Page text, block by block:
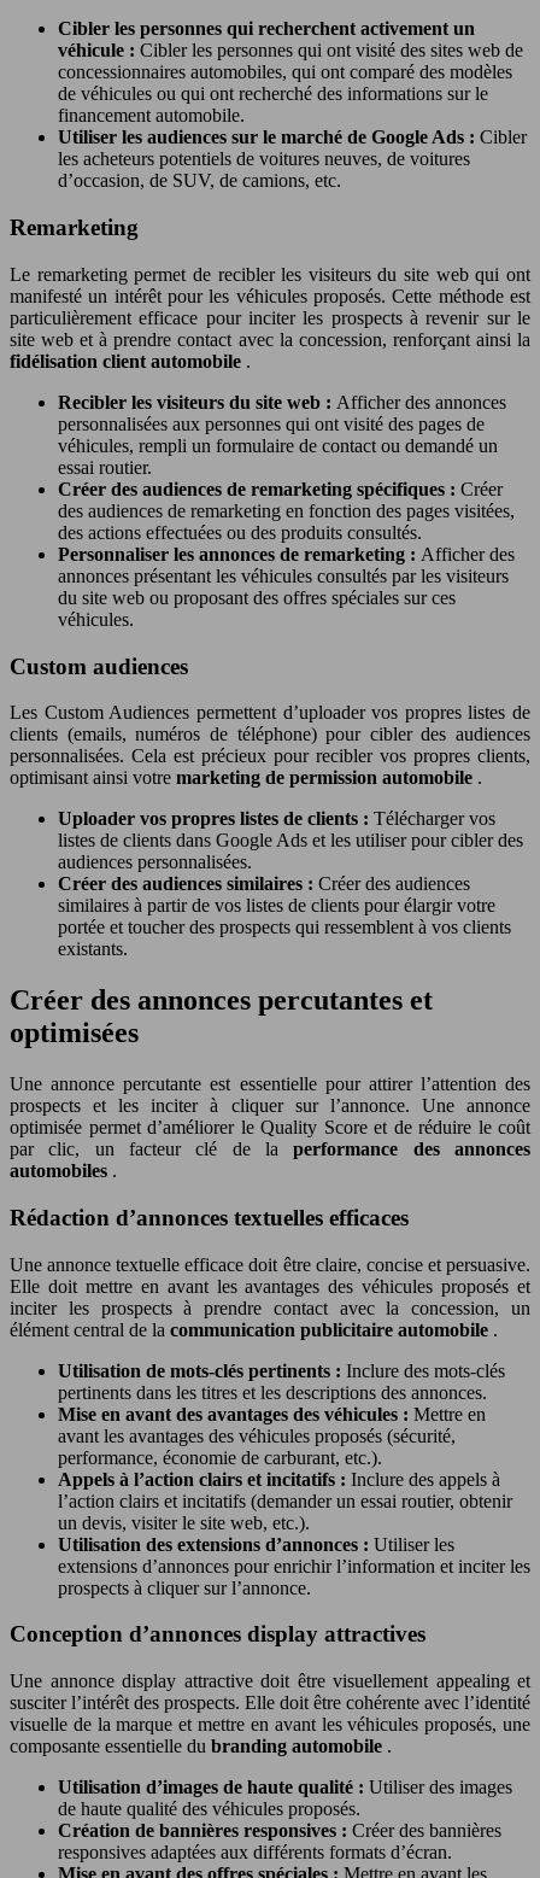
Cibler les personnes qui recherchent activement un
véhicule : Cibler les personnes qui ont visité des sites web de
concessionnaires automobiles, qui ont comparé des modèles
de véhicules ou qui ont recherché des informations sur le
financement automobile.
Utiliser les audiences sur le marché de Google Ads : Cibler
les acheteurs potentiels de voitures neuves, de voitures
d’occasion, de SUV, de camions, etc.
Remarketing
Le remarketing permet de recibler les visiteurs du site web qui ont
manifesté un intérêt pour les véhicules proposés. Cette méthode est
particulièrement efficace pour inciter les prospects à revenir sur le
site web et à prendre contact avec la concession, renforçant ainsi la
fidélisation client automobile .
Recibler les visiteurs du site web : Afficher des annonces
personnalisées aux personnes qui ont visité des pages de
véhicules, rempli un formulaire de contact ou demandé un
essai routier.
Créer des audiences de remarketing spécifiques : Créer
des audiences de remarketing en fonction des pages visitées,
des actions effectuées ou des produits consultés.
Personnaliser les annonces de remarketing : Afficher des
annonces présentant les véhicules consultés par les visiteurs
du site web ou proposant des offres spéciales sur ces
véhicules.
Custom audiences
Les Custom Audiences permettent d’uploader vos propres listes de
clients (emails, numéros de téléphone) pour cibler des audiences
personnalisées. Cela est précieux pour recibler vos propres clients,
optimisant ainsi votre marketing de permission automobile .
Uploader vos propres listes de clients : Télécharger vos
listes de clients dans Google Ads et les utiliser pour cibler des
audiences personnalisées.
Créer des audiences similaires : Créer des audiences
similaires à partir de vos listes de clients pour élargir votre
portée et toucher des prospects qui ressemblent à vos clients
existants.
Créer des annonces percutantes et
optimisées
Une annonce percutante est essentielle pour attirer l’attention des
prospects et les inciter à cliquer sur l’annonce. Une annonce
optimisée permet d’améliorer le Quality Score et de réduire le coût
par clic, un facteur clé de laperformance des annonces
automobiles .
Rédaction d’annonces textuelles efficaces
Une annonce textuelle efficace doit être claire, concise et persuasive.
Elle doit mettre en avant les avantages des véhicules proposés et
inciter les prospects à prendre contact avec la concession, un
élément central de la communication publicitaire automobile .
Utilisation de mots-clés pertinents : Inclure des mots-clés
pertinents dans les titres et les descriptions des annonces.
Mise en avant des avantages des véhicules : Mettre en
avant les avantages des véhicules proposés (sécurité,
performance, économie de carburant, etc.).
Appels à l’action clairs et incitatifs : Inclure des appels à
l’action clairs et incitatifs (demander un essai routier, obtenir
un devis, visiter le site web, etc.).
Utilisation des extensions d’annonces : Utiliser les
extensions d’annonces pour enrichir l’information et inciter les
prospects à cliquer sur l’annonce.
Conception d’annonces display attractives
Une annonce display attractive doit être visuellement appealing et
susciter l’intérêt des prospects. Elle doit être cohérente avec l’identité
visuelle de la marque et mettre en avant les véhicules proposés, une
composante essentielle du branding automobile .
Utilisation d’images de haute qualité : Utiliser des images
de haute qualité des véhicules proposés.
Création de bannières responsives : Créer des bannières
responsives adaptées aux différents formats d’écran.
Mise en avant des offres spéciales : Mettre en avant les